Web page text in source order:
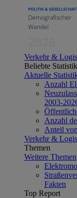
Verkehr &
Beliebte
Aktuelle
Anzahl
2003-
Anzahl
Anteil
Verkehr &
Themen
Weitere Themen
Fakten
Top Report